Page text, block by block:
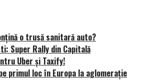
o trusă sanitară auto?
Super Rally din Capitală
Uber și Taxify!
primul loc în Europa la aglomerație